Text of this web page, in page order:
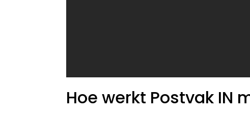
Hoe werkt Postvak IN